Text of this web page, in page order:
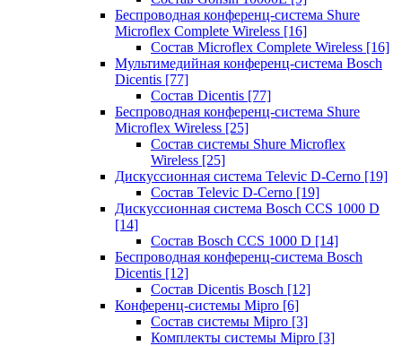
Беспроводная конференц-система Shure
Microflex Complete Wireless [16]
Состав Microflex Complete Wireless [16]
Мультимедийная конференц-система Bosch
Dicentis [77]
Состав Dicentis [77]
Беспроводная конференц-система Shure
Microflex Wireless [25]
Состав системы Shure Microflex
Wireless [25]
Дискуссионная система Televic D-Cerno [19]
Состав Televic D-Cerno [19]
Дискуссионная система Bosch CCS 1000 D
[14]
Состав Bosch CCS 1000 D [14]
Беспроводная конференц-система Bosch
Dicentis [12]
Состав Dicentis Bosch [12]
Конференц-системы Mipro [6]
Состав системы Mipro [3]
Комплекты системы Mipro [3]